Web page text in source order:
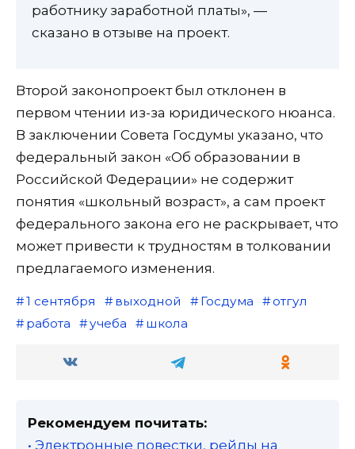
работнику заработной платы», —
сказано в отзыве на проект.
Второй законопроект был отклонен в
первом чтении из-за юридического нюанса.
В заключении Совета Госдумы указано, что
федеральный закон «Об образовании в
Российской Федерации» не содержит
понятия «школьный возраст», а сам проект
федерального закона его не раскрывает, что
может привести к трудностям в толковании
предлагаемого изменения.
1 сентября выходной Госдума
отгул
работа
учеба школа
Рекомендуем почитать:
• Электронные повестки, рейды на